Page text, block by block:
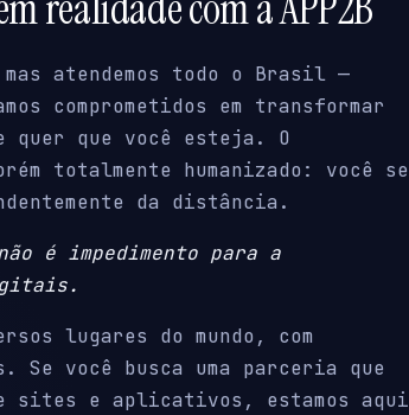
atendemos todo o Brasil —
comprometidos em transformar
quer que você esteja. O
totalmente humanizado: você se
da distância.
é impedimento para a
lugares do mundo, com
você busca uma parceria que
sites e aplicativos, estamos aqui